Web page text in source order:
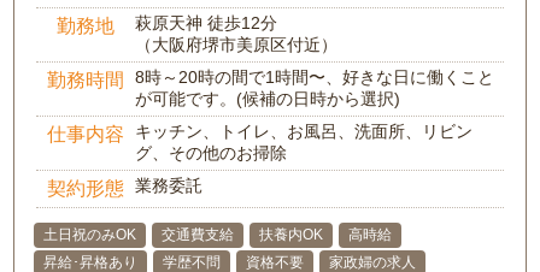
勤務地
萩原天神 徒歩12分
（大阪府堺市美原区付近）
勤務時間
8時～20時の間で1時間〜、好きな日に働くこと
が可能です。(候補の日時から選択)
仕事内容
キッチン、トイレ、お風呂、洗面所、リビン
グ、その他のお掃除
契約形態 業務委託
土日祝のみOK 交通費支給 扶養内OK
高時給
昇給･昇格あり
学歴不問 資格不要
家政婦の求人